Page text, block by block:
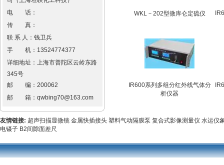
电 话：
传 真：
联 系 人：钱卫兵
手 机： 13524774377
详细地址： 上海市普陀区云岭东路
345号
邮 编： 200062
邮 箱： qwbing70@163.com
WKL－202型微库仑定硫仪
IR600系列多组分红外线气体分
析仪器
友情链接: 超声扫描显微镜 金属快插接头 塑料气动隔膜泵 复合式影像测量仪 水运仪
电镊子 B2间隙面差尺